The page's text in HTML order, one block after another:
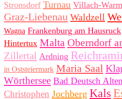
Stronsdorf Turnau Villach-
Graz-Liebenau Waldzell
Wagna Frankenburg am Hausruck
Hintertux Malta Oberndorf
Zillertal Ardning
in Oststeiermark Maria Saal
Wörthersee Bad Deutsch
Christophen Jochberg Kals